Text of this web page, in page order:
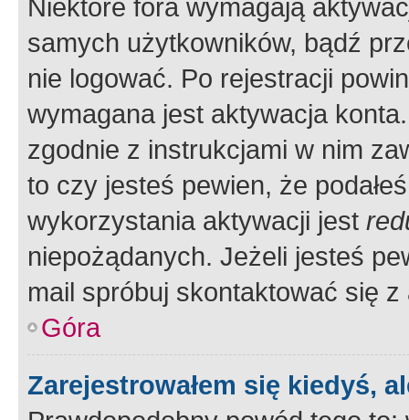
Niektóre fora wymagają
samych użytkowników, bądź
nie logować. Po rejestracji
wymagana jest aktywacja
zgodnie z instrukcjami w nim
to czy jesteś pewien, że
wykorzystania aktywacji jest
niepożądanych. Jeżeli jesteś
mail spróbuj skontaktować się
Góra
Zarejestrowałem się kiedyś,